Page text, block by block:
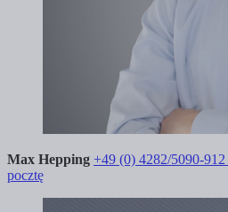
Max Hepping +49 (0) 4282/5090-912
pocztę